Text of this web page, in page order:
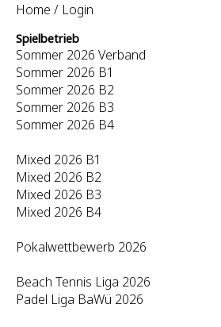
Home / Login
Spielbetrieb
Sommer 2026 Verband
Sommer 2026 B1
Sommer 2026 B2
Sommer 2026 B3
Sommer 2026 B4
Mixed 2026 B1
Mixed 2026 B2
Mixed 2026 B3
Mixed 2026 B4
Pokalwettbewerb 2026
Beach Tennis Liga 2026
Padel Liga BaWü 2026